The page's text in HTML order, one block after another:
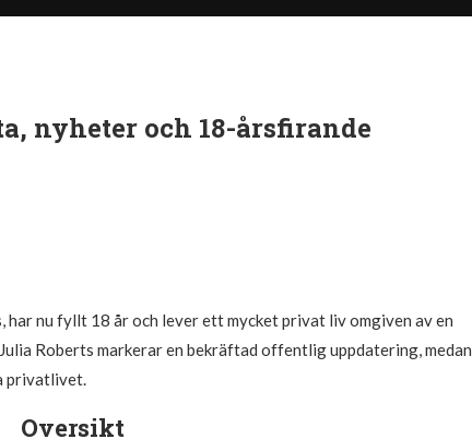
nyheter och 18-årsfirande
nu fyllt 18 år och lever ett mycket privat liv omgiven av en
Roberts markerar en bekräftad offentlig uppdatering, medan
privatlivet.
Oversikt